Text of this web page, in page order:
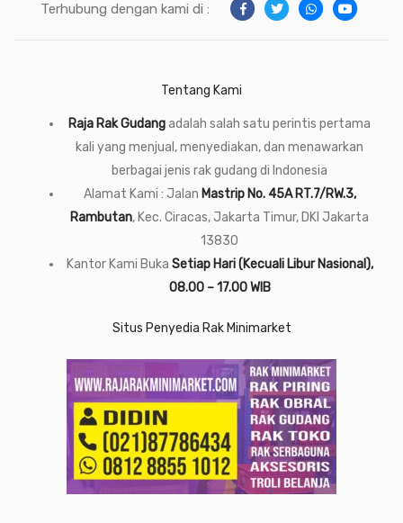
Terhubung dengan kami di :
Tentang Kami
Raja Rak Gudangadalah salah satu perintis pertama
kali yang menjual, menyediakan, dan menawarkan
berbagai jenis rak gudang di Indonesia
Alamat Kami : Jalan Mastrip No. 45A RT.7/RW.3,
Rambutan, Kec. Ciracas, Jakarta Timur, DKI Jakarta
13830
Kantor Kami Buka Setiap Hari (Kecuali Libur Nasional),
08.00 – 17.00 WIB
Situs Penyedia Rak Minimarket